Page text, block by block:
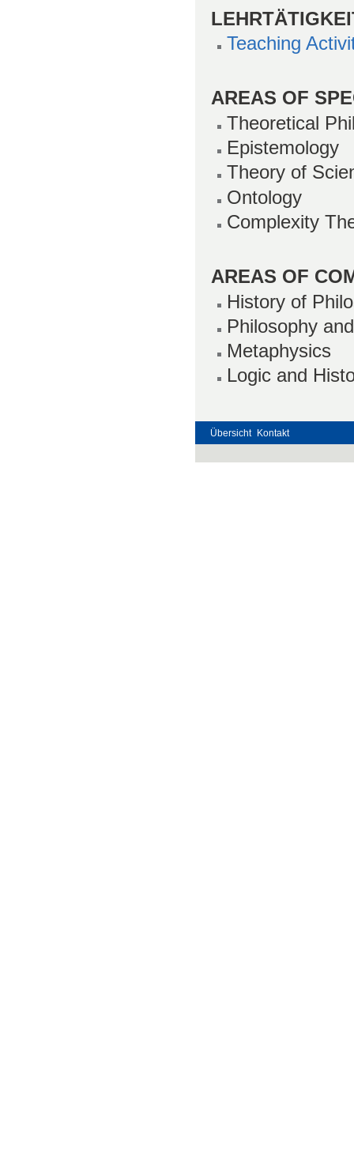
Teaching
AREAS OF
Theoretical
Epistemology
Theory of
Ontology
Complexity
AREAS OF
History of
Philosophy
Metaphysics
Logic and
Übersicht Kontakt